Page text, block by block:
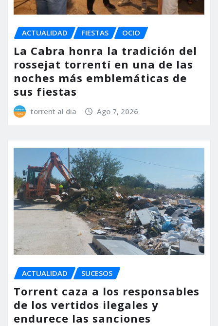
ACTUALIDAD FIESTAS OCIO
La Cabra honra la tradición del
rossejat torrentí en una de las
noches más emblemáticas de
sus fiestas
torrent al dia Ago 7, 2026
ACTUALIDAD SUCESOS
Torrent caza a los responsables
de los vertidos ilegales y
endurece las sanciones